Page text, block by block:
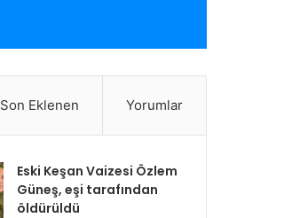
Son Eklenen Yorumlar
Eski Keşan Vaizesi Özlem
Güneş, eşi tarafından
öldürüldü